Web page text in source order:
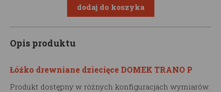
Opis produktu
Łóżko drewniane dziecięce DOMEK TRANO P
Produkt dostępny w różnych konfiguracjach wymiarów.